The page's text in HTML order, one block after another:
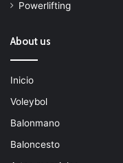
Powerlifting
About us
Inicio
Voleybol
Balonmano
Baloncesto